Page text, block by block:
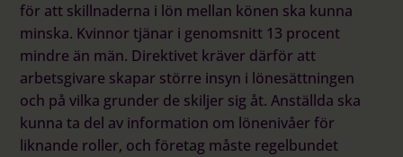
för att skillnaderna i lön mellan könen ska kunna
minska. Kvinnor tjänar i genomsnitt 13 procent
mindre än män. Direktivet kräver därför att
arbetsgivare skapar större insyn i lönesättningen
och på vilka grunder de skiljer sig åt. Anställda ska
kunna ta del av information om lönenivåer för
liknande roller, och företag måste regelbundet